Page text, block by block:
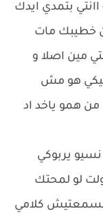
بتمدي ايدك
خطيبك مات
مين اصلا و
هو مش
همو ياخد اد
يربوكي
لو لمحتك
كلامي